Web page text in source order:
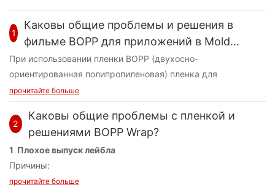
1
Каковы общие проблемы и решения в
фильме BOPP для приложений в Mold
Markeling (IML)?
При использовании пленки BOPP (двухосно-
ориентированная полипропиленовая) пленка для
маркировки в молде (IML) при формовании инъекции
переработки и литья Ниже приведена подробная разбивка
общих задач и соответствующих решений.
1 Проблемы печати
Проблемы:
прочитайте больше
2
Каковы общие проблемы с пленкой и
решениями BOPP Wrap?
1 Плохое выпуск лейбла
Причины:
●Неадекватный или низкокачественный клей.
прочитайте больше